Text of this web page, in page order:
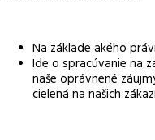
Na základe akého
Ide o spracúvanie na
naše oprávnené
cielená na našich